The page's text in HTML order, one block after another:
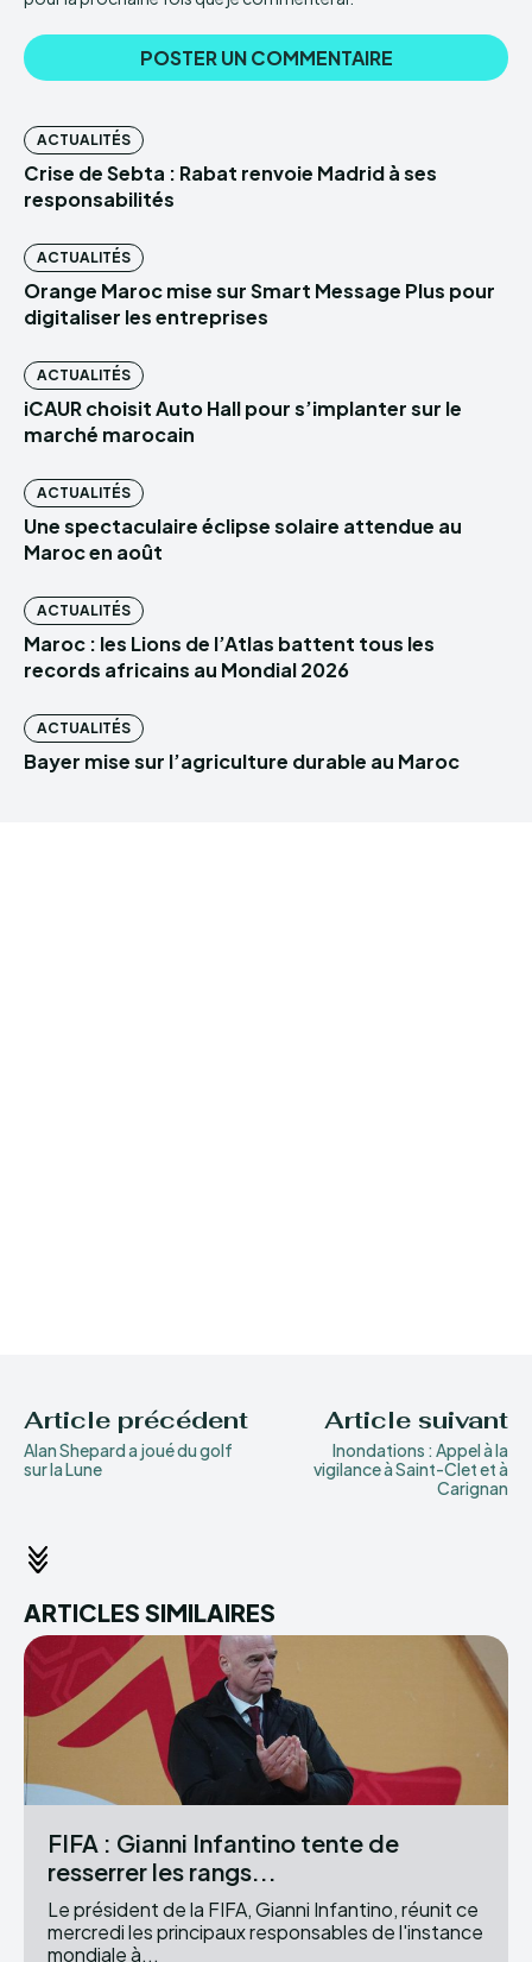
ACTUALITÉS
Crise de Sebta : Rabat renvoie Madrid à ses
responsabilités
ACTUALITÉS
Orange Maroc mise sur Smart Message Plus pour
digitaliser les entreprises
ACTUALITÉS
iCAUR choisit Auto Hall pour s’implanter sur le
marché marocain
ACTUALITÉS
Une spectaculaire éclipse solaire attendue au
Maroc en août
ACTUALITÉS
Maroc : les Lions de l’Atlas battent tous les
records africains au Mondial 2026
ACTUALITÉS
Bayer mise sur l’agriculture durable au Maroc
Article précédent
Alan Shepard a joué du golf
sur la Lune
Article suivant
Inondations : Appel à la
vigilance à Saint-Clet et à
Carignan
ARTICLES SIMILAIRES
FIFA : Gianni Infantino tente de
resserrer les rangs...
Le président de la FIFA, Gianni Infantino, réunit ce
mercredi les principaux responsables de l'instance
mondiale à...